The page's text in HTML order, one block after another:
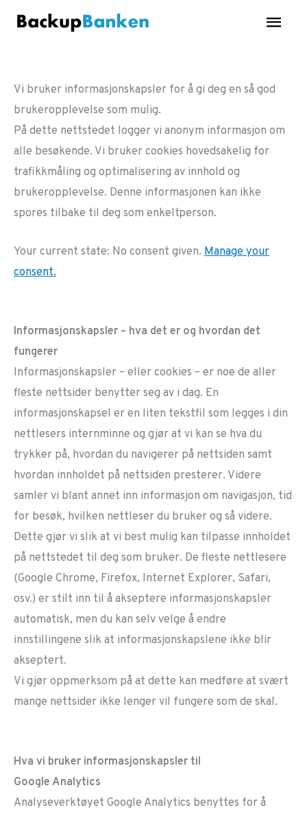
Main
Vi bruker informasjonskapsler for å gi deg en så god
brukeropplevelse som mulig.
På dette nettstedet logger vi anonym informasjon om
alle besøkende. Vi bruker cookies hovedsakelig for
trafikkmåling og optimalisering av innhold og
brukeropplevelse. Denne informasjonen kan ikke
spores tilbake til deg som enkeltperson.
Your current state: No consent given. Manage your
consent.
Informasjonskapsler – hva det er og hvordan det
fungerer
Informasjonskapsler – eller cookies – er noe de aller
fleste nettsider benytter seg av i dag. En
informasjonskapsel er en liten tekstfil som legges i din
nettlesers internminne og gjør at vi kan se hva du
trykker på, hvordan du navigerer på nettsiden samt
hvordan innholdet på nettsiden presterer. Videre
samler vi blant annet inn informasjon om navigasjon, tid
for besøk, hvilken nettleser du bruker og så videre.
Dette gjør vi slik at vi best mulig kan tilpasse innholdet
på nettstedet til deg som bruker. De fleste nettlesere
(Google Chrome, Firefox, Internet Explorer, Safari,
osv.) er stilt inn til å akseptere informasjonskapsler
automatisk, men du kan selv velge å endre
innstillingene slik at informasjonskapslene ikke blir
akseptert.
Vi gjør oppmerksom på at dette kan medføre at svært
mange nettsider ikke lenger vil fungere som de skal.
Hva vi bruker informasjonskapsler til
Google Analytics
Analyseverktøyet Google Analytics benyttes for å